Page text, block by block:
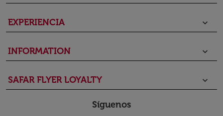
EXPERIENCIA keyboard_arrow_down
INFORMATION keyboard_arrow_down
SAFAR FLYER LOYALTY keyboard_arrow_down
Síguenos